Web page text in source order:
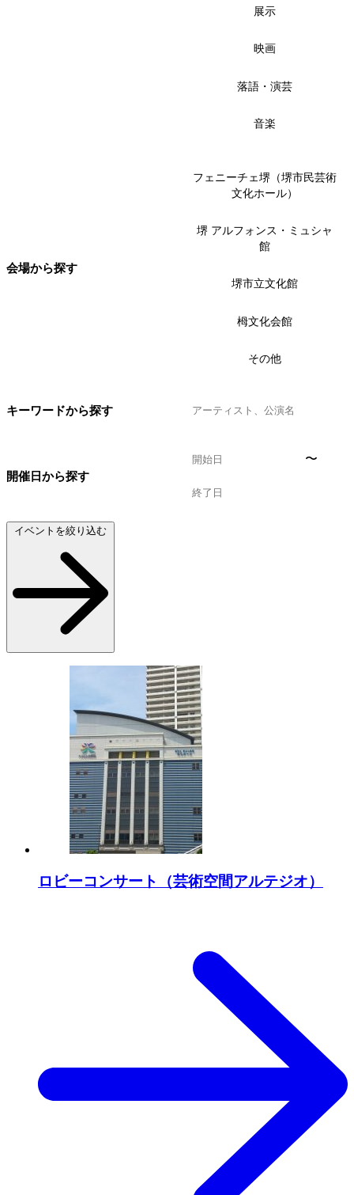
展示
映画
落語・演芸
音楽
会場から探す
フェニーチェ堺（堺市民芸術
文化ホール）
堺 アルフォンス・ミュシャ
館
堺市立文化館
栂文化会館
その他
キーワードから探す
開催日から探す
〜
イベントを絞り込む
ロビーコンサート（芸術空間アルテジオ）